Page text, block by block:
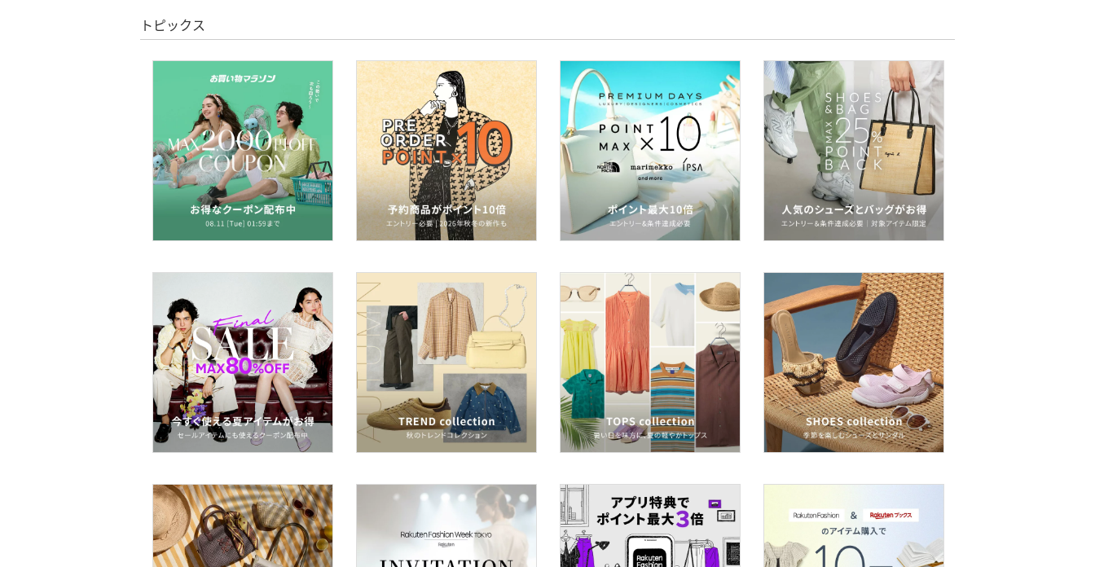
アクセサリー・腕時計
財布・ポーチ・ケース
帽子
ヘアアクセサリー
マタニティウェア・ベビ
スーツ・フォーマル
水着・スイムグッズ
着物・浴衣・和装小物
スキンケア
ボディケア・オーラルケ
ヘアケア
食器・調理器具・キッチ
ン用品
クリア 絞り込み
トピックス